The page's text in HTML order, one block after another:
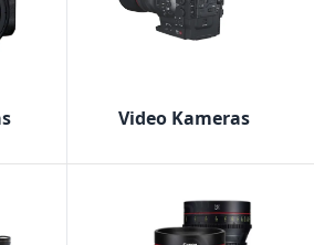
Video Kameras